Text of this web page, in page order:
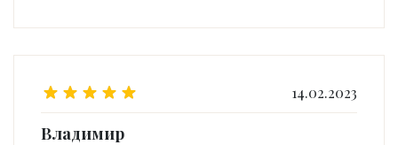
14.02.2023
Владимир